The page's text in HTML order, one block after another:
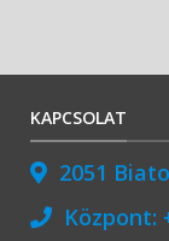
KAPCSOLAT
2051
Központ: